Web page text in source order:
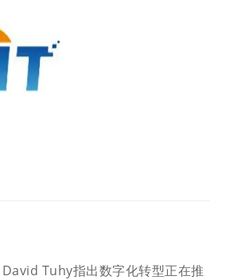
Tuhy指出数字化转型正在推